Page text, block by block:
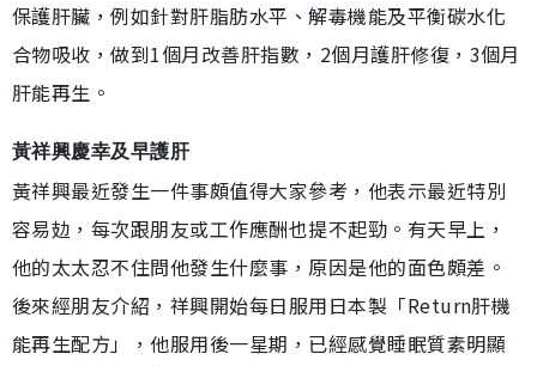
保護肝臟，例如針對肝脂肪水平、解毒機能及平衡碳水化
合物吸收，做到1個月改善肝指數，2個月護肝修復，3個月
肝能再生。
黃祥興慶幸及早護肝
黃祥興最近發生一件事頗值得大家參考，他表示最近特別
容易攰，每次跟朋友或工作應酬也提不起勁。有天早上，
他的太太忍不住問他發生什麼事，原因是他的面色頗差。
後來經朋友介紹，祥興開始每日服用日本製「Return肝機
能再生配方」，他服用後一星期，已經感覺睡眠質素明顯